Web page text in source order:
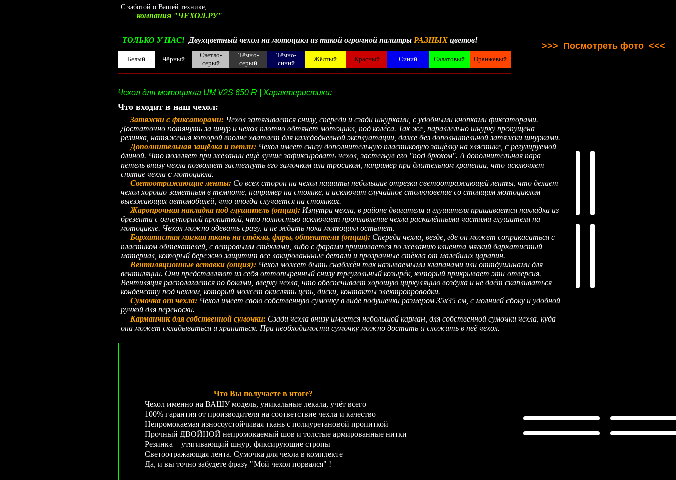
С заботой о Вашей технике,
компания "ЧЕХОЛ.РУ"
ТОЛЬКО У НАС! Двухцветный чехол на мотоцикл из такой огромной палитры РАЗНЫХ цветов!
>>> Посмотреть фото <<<
Белый Чёрный
Светло-
серый
Тёмно-
серый
Тёмно-
синий
Жёлтый Красный Синий Салатовый Оранжевый
Чехол для мотоцикла UM V2S 650 R | Характеристики:
Что входит в наш чехол:
Затяжки с фиксаторами: Чехол затягивается снизу, спереди и сзади шнурками, с удобными кнопками фиксаторами.
Достаточно потянуть за шнур и чехол плотно обтянет мотоцикл, под колёса. Так же, параллельно шнурку пропущена
резинка, натяжения которой вполне хватает для каждодневной эксплуатации, даже без дополнительной затяжки шнурками.
Дополнительная защёлка и петли: Чехол имеет снизу дополнительную пластиковую защёлку на хлястике, с регулируемой
длиной. Что позвляет при желании ещё лучше зафиксировать чехол, застегнув его "под брюхом". А дополнительная пара
петель внизу чехла позволяет застегнуть его замочком или тросиком, например при длительном хранении, что исключяет
снятие чехла с мотоцикла.
Светоотражающие ленты: Со всех сторон на чехол нашиты небольшие отрезки светоотражающей ленты, что делает
чехол хорошо заметным в темноте, например на стоянке, и исключит случайное столкновение со стоящим мотоциклом
выезжающих автомобилей, что иногда случается на стоянках.
Жаропрочная накладка под глушитель (опция): Изнутри чехла, в районе двигателя и глушителя пришивается накладка из
брезента с огнеупорной пропиткой, что полностью исключает проплавление чехла раскалёнными частями глушителя на
мотоцикле. Чехол можно одевать сразу, и не ждать пока мотоцикл остынет.
Бархатистая мягкая ткань на стёкла, фары, обтекатели (опция): Спереди чехла, везде, где он может соприкасаться с
пластиком обтекателей, с ветровыми стёклами, либо с фарами пришивается по желанию клиента мягкий бархатистый
материал, который бережно защитит все лакированнные детали и прозрачные стёкла от малейших царапин.
Вентиляционные вставки (опция): Чехол может быть снабжён так называемыми клапанами или оттдушинами для
вентиляции. Они представляют из себя оттопыренный снизу треугольный козырёк, который прикрывает эти отверсия.
Вентиляция располагается по боками, вверху чехла, что обеспечивает хорошую циркуляцию воздуха и не даёт скапливаться
конденсату под чехлом, который может окислять цепь, диски, контакты электропроводки.
Сумочка от чехла: Чехол имеет свою собственную сумочку в виде подушечки размером 35х35 см, с молнией сбоку и удобной
ручкой для переноски.
Карманчик для собственной сумочки: Сзади чехла внизу имеется небольшой карман, для собственной сумочки чехла, куда
она может складываться и храниться. При необходимости сумочку можно достать и сложить в неё чехол.
Что Вы получаете в итоге?
Чехол именно на ВАШУ модель, уникальные лекала, учёт всего
100% гарантия от производителя на соответствие чехла и качество
Непромокаемая износоустойчивая ткань с полиуретановой пропиткой
Прочный ДВОЙНОЙ непромокаемый шов и толстые армированные нитки
Резинка + утягивающий шнур, фиксирующие стропы
Светоотражающая лента. Сумочка для чехла в комплекте
Да, и вы точно забудете фразу "Мой чехол порвался" !